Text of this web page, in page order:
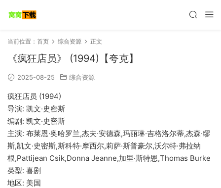
当前位置： 首页 综合资源 正文
《疯狂店员》 (1994)【夸克】
2025-08-25 综合资源
疯狂店员 (1994)
导演: 凯文·史密斯
编剧: 凯文·史密斯
主演: 布莱恩·奥哈罗兰,杰夫·安德森,玛丽琳·吉格洛尔蒂,杰森·缪
斯,凯文·史密斯,斯科特·摩西尔,莉萨·斯普豪尔,沃尔特·弗拉纳
根,Pattijean Csik,Donna Jeanne,加里·斯特恩,Thomas Burke
类型: 喜剧
地区: 美国